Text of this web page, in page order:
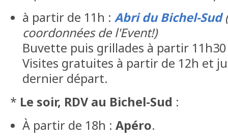
à partir de 11h : Abri du Bichel-Sud
coordonnées de l'Event!)
Buvette puis grillades à partir 11h30
Visites gratuites à partir de 12h et
dernier départ.
* Le soir, RDV au Bichel-Sud :
À partir de 18h : Apéro.